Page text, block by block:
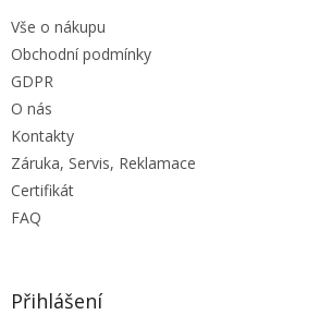
Vše o nákupu
Obchodní podmínky
GDPR
O nás
Kontakty
Záruka, Servis, Reklamace
Certifikát
FAQ
Přihlášení